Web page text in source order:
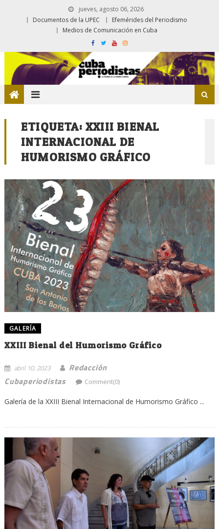
jueves, agosto 06, 2026
Documentos de la UPEC
Efemérides del Periodismo
Medios de Comunicación en Cuba
ETIQUETA: XXIII BIENAL
INTERNACIONAL DE
HUMORISMO GRÁFICO
GALERÍA
XXIII Bienal del Humorismo Gráfico
abril 10, 2023
Redacción
Cubaperiodistas
Comment(0)
Galería de la XXIII Bienal Internacional de Humorismo Gráfico ...